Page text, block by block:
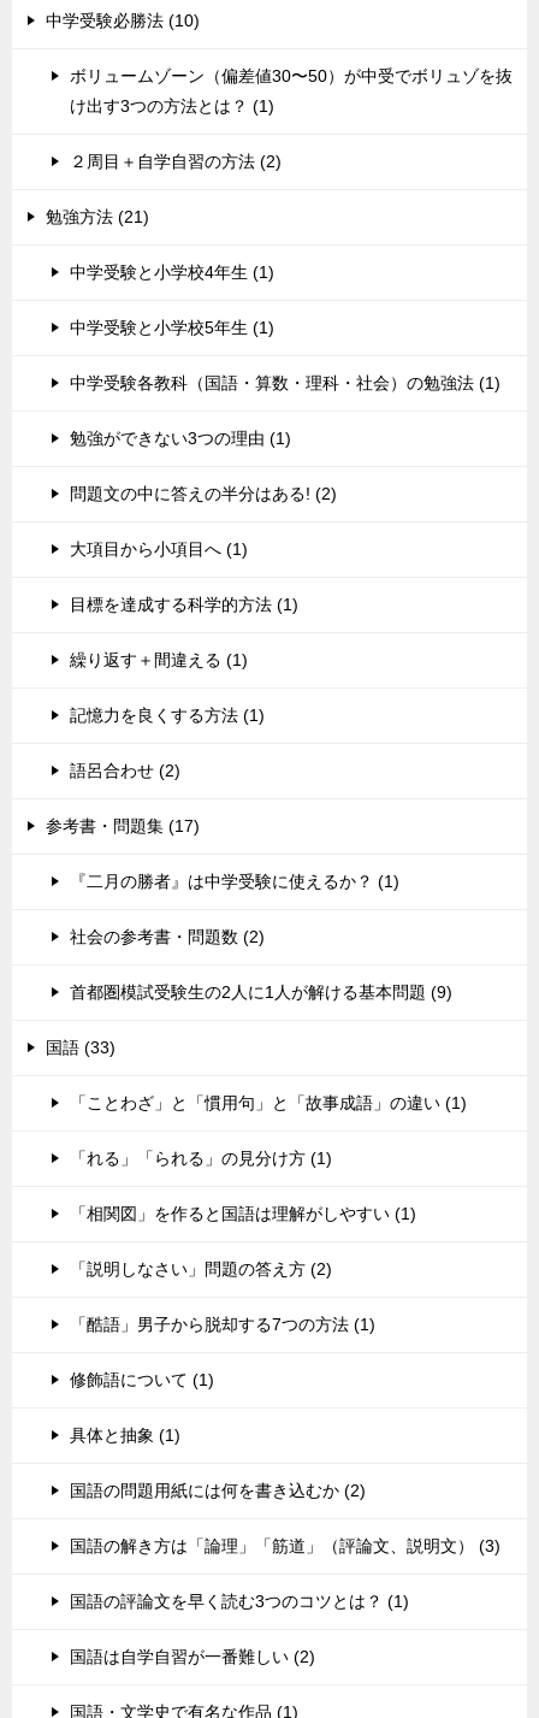
中学受験必勝法 (10)
ボリュームゾーン（偏差値30〜50）が中受でボリュゾを抜
け出す3つの方法とは？ (1)
２周目＋自学自習の方法 (2)
勉強方法 (21)
中学受験と小学校4年生 (1)
中学受験と小学校5年生 (1)
中学受験各教科（国語・算数・理科・社会）の勉強法 (1)
勉強ができない3つの理由 (1)
問題文の中に答えの半分はある! (2)
大項目から小項目へ (1)
目標を達成する科学的方法 (1)
繰り返す＋間違える (1)
記憶力を良くする方法 (1)
語呂合わせ (2)
参考書・問題集 (17)
『二月の勝者』は中学受験に使えるか？ (1)
社会の参考書・問題数 (2)
首都圏模試受験生の2人に1人が解ける基本問題 (9)
国語 (33)
「ことわざ」と「慣用句」と「故事成語」の違い (1)
「れる」「られる」の見分け方 (1)
「相関図」を作ると国語は理解がしやすい (1)
「説明しなさい」問題の答え方 (2)
「酷語」男子から脱却する7つの方法 (1)
修飾語について (1)
具体と抽象 (1)
国語の問題用紙には何を書き込むか (2)
国語の解き方は「論理」「筋道」（評論文、説明文） (3)
国語の評論文を早く読む3つのコツとは？ (1)
国語は自学自習が一番難しい (2)
国語・文学史で有名な作品 (1)